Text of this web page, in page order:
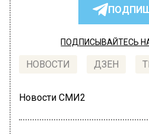
ПОДПИСЫВАЙТЕСЬ
НОВОСТИ ДЗЕН
Новости СМИ2